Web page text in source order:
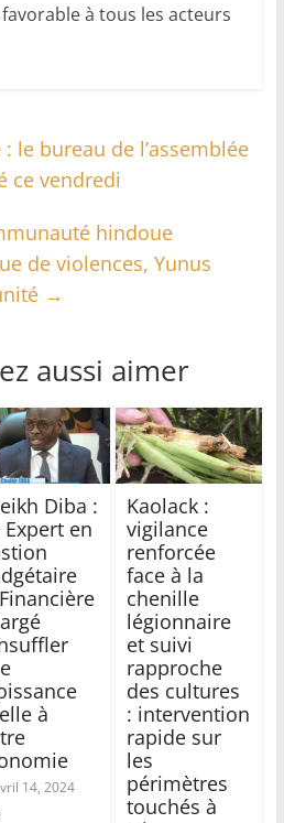
à tous les acteurs
le bureau de l’assemblée
ce vendredi
hindoue
de violences, Yunus
→
aussi aimer
Diba :
Expert en
à
14, 2024
Kaolack :
vigilance
renforcée
face à la
chenille
légionnaire
et suivi
rapproche
des cultures
: intervention
rapide sur
les
périmètres
touchés à